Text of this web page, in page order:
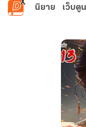
ข้ามไปยังเนื้อหาหลัก
นิยาย เว็บตูน